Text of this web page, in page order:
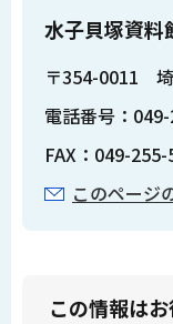
水子貝塚資料
〒354-0011
電話番号：
FAX：049-
このページ
この情報は